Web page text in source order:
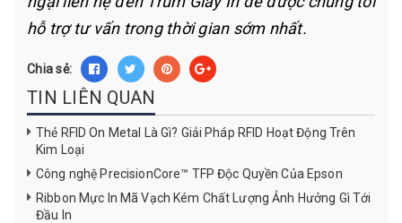
hỗ trợ tư vấn trong thời gian sớm nhất.
Chia sẻ:
TIN LIÊN QUAN
Thẻ RFID On Metal Là Gì? Giải Pháp RFID Hoạt Động Trên
Kim Loại
Công nghệ PrecisionCore™ TFP Độc Quyền Của Epson
Ribbon Mực In Mã Vạch Kém Chất Lượng Ảnh Hưởng Gì Tới
Đầu In